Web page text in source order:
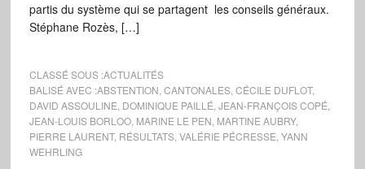
partis du système qui se partagent les conseils généraux.
Stéphane Rozès, […]
CLASSÉ SOUS :ACTUALITÉS
BALISÉ AVEC :ABSTENTION CANTONALES, CÉCILE DUFLOT,
DAVID ASSOULINE DOMINIQUE PAILLÉ JEAN-FRANÇOIS COPÉ
JEAN-LOUIS BORLOO, MARINE LE PEN MARTINE AUBRY,
PIERRE LAURENT, RÉSULTATS, VALÉRIE PÉCRESSE YANN
WEHRLING